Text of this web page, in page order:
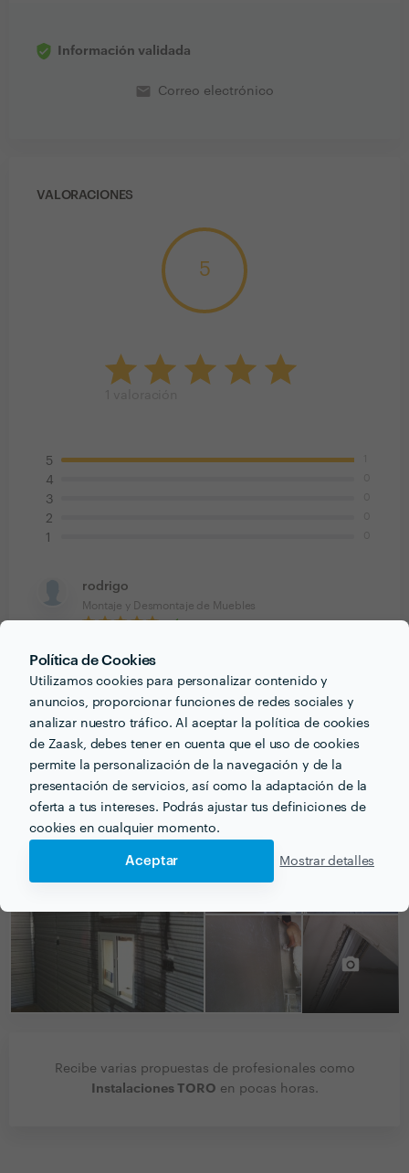
Política de Cookies
Utilizamos cookies para personalizar contenido y
anuncios, proporcionar funciones de redes sociales y
analizar nuestro tráfico. Al aceptar la política de cookies
de Zaask, debes tener en cuenta que el uso de cookies
permite la personalización de la navegación y de la
presentación de servicios, así como la adaptación de la
oferta a tus intereses. Podrás ajustar tus definiciones de
cookies en cualquier momento.
Aceptar Mostrar detalles
Información validada
email Correo electrónico
VALORACIONES
5
5
4
3
2
1
rodrigo
Montaje y Desmontaje de Muebles
PORTFOLIO
Recibe varias propuestas de profesionales como
Instalaciones TORO en pocas horas.